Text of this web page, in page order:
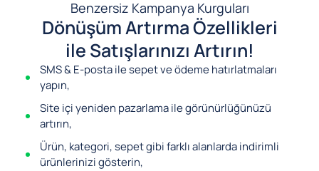
Benzersiz Kampanya Kurguları
Dönüşüm Artırma Özellikleri
ile Satışlarınızı Artırın!
SMS & E-posta ile sepet ve ödeme hatırlatmaları
yapın,
Site içi yeniden pazarlama ile görünürlüğünüzü
artırın,
Ürün, kategori, sepet gibi farklı alanlarda indirimli
ürünlerinizi gösterin,